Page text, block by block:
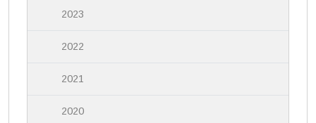
2023
2022
2021
2020